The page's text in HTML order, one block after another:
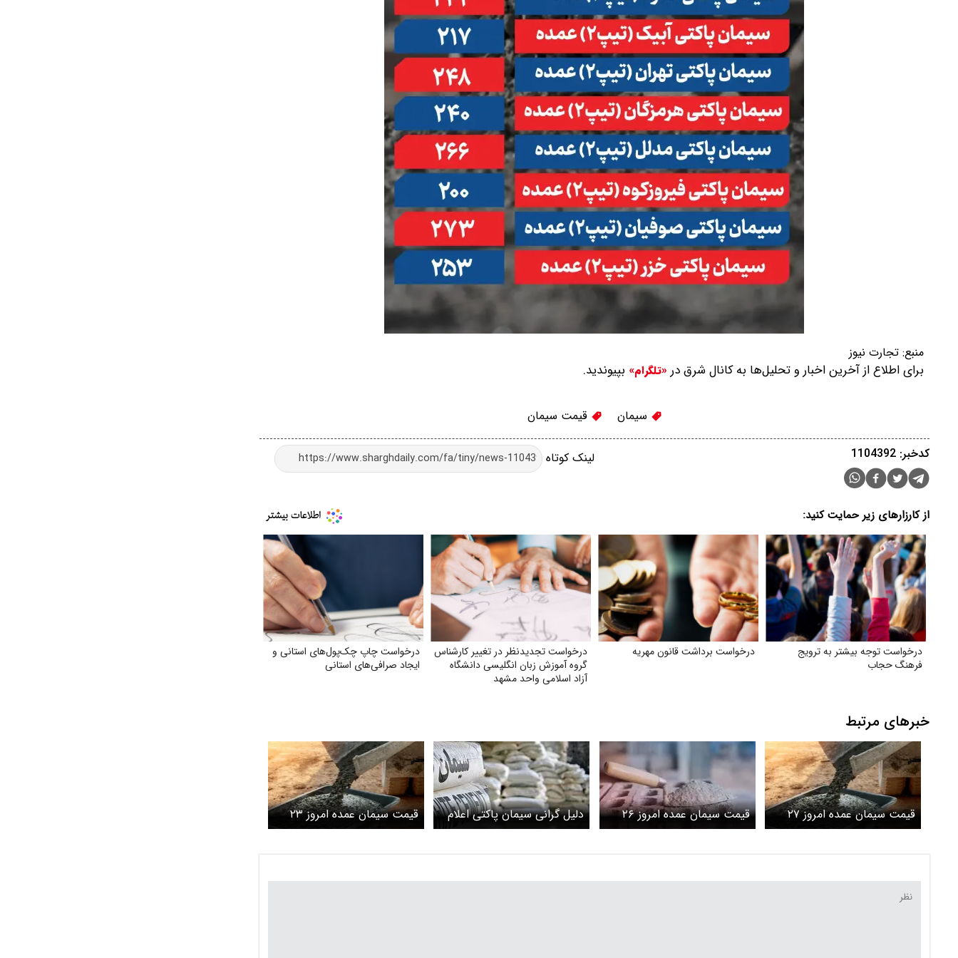
منبع: تجارت نیوز
برای اطلاع از آخرین اخبار و تحلیل‌ها به کانال شرق در «تلگرام» بپیوندید.
سیمان قیمت سیمان
لینک کوتاه کدخبر: 1104392
از کارزارهای زیر حمایت کنید:
درخواست توجه بیشتر به ترویج
فرهنگ حجاب
درخواست برداشت قانون مهریه
درخواست تجدیدنظر در تغییر کارشناس
گروه آموزش زبان انگلیسی دانشگاه
آزاد اسلامی واحد مشهد
درخواست چاپ چک‌‌پول‌‌های استانی و
ایجاد صرافی‌‌های استانی
خبرهای مرتبط
قیمت سیمان عمده امروز ۲۷
اردیبهشت ۱۴۰۵ / بازار به خواب
قیمت سیمان عمده امروز ۲۶
اردیبهشت ۱۴۰۵ / بازار ترمز کرد
دلیل گرانی سیمان پاکتی اعلام
شد/هزینه تولید به این دلیل
قیمت سیمان عمده امروز ۲۳
اردیبهشت ۱۴۰۵ / بازار ترمز کرد